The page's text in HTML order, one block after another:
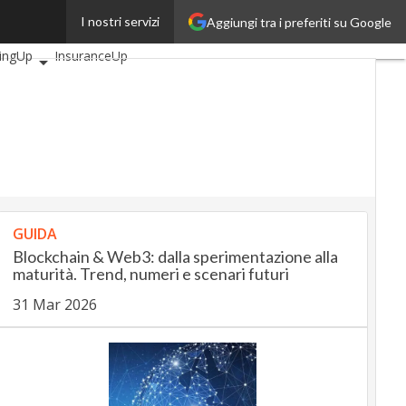
Aggiungi tra i preferiti su Google
I nostri servizi
AutomotiveUp
InsuranceUp
GUIDA
Blockchain & Web3: dalla sperimentazione alla
maturità. Trend, numeri e scenari futuri
31 Mar 2026